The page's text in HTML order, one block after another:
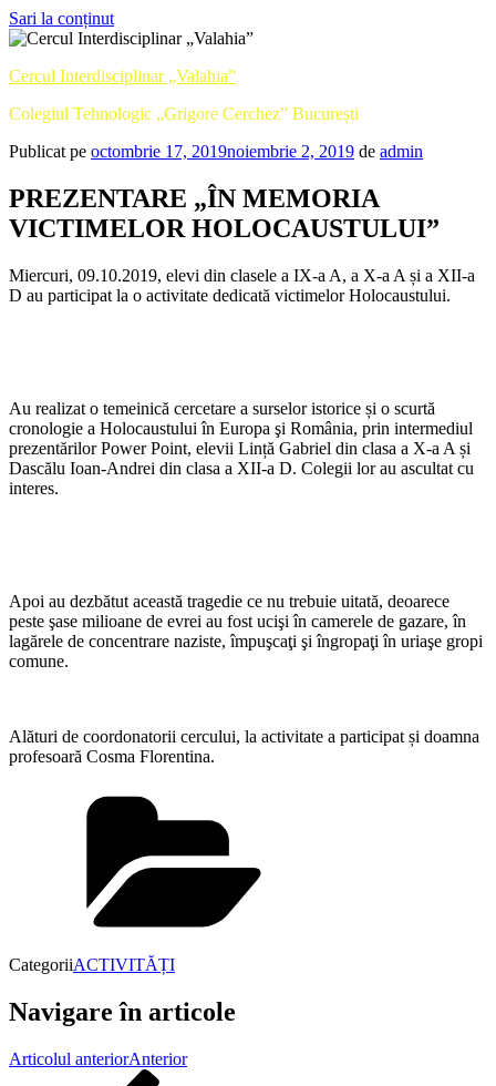
Sari la conținut
Cercul Interdisciplinar „Valahia”
Colegiul Tehnologic „Grigore Cerchez” București
Publicat pe octombrie 17, 2019noiembrie 2, 2019 de admin
PREZENTARE „ÎN MEMORIA
VICTIMELOR HOLOCAUSTULUI”
Miercuri, 09.10.2019, elevi din clasele a IX-a A, a X-a A și a XII-a
D au participat la o activitate dedicată victimelor Holocaustului.
Au realizat o temeinică cercetare a surselor istorice și o scurtă
cronologie a Holocaustului în Europa şi România, prin intermediul
prezentărilor Power Point, elevii Lință Gabriel din clasa a X-a A și
Dascălu Ioan-Andrei din clasa a XII-a D. Colegii lor au ascultat cu
interes.
Apoi au dezbătut această tragedie ce nu trebuie uitată, deoarece
peste şase milioane de evrei au fost ucişi în camerele de gazare, în
lagărele de concentrare naziste, împuşcaţi şi îngropaţi în uriaşe gropi
comune.
Alături de coordonatorii cercului, la activitate a participat și doamna
profesoară Cosma Florentina.
CategoriiACTIVITĂȚI
Navigare în articole
Articolul anteriorAnterior